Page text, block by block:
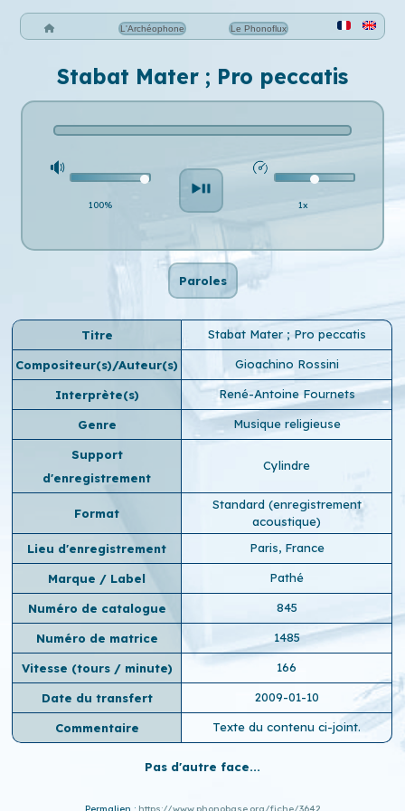
L'Archéophone Le Phonoflux
Stabat Mater ; Pro peccatis
100% 1x
Paroles
Titre Stabat Mater ; Pro peccatis
Compositeur(s)/Auteur(s) Gioachino Rossini
Interprète(s) René-Antoine Fournets
Genre Musique religieuse
Support
d'enregistrement
Cylindre
Format
Standard (enregistrement
acoustique)
Lieu d'enregistrement
Paris, France
Marque / Label Pathé
Numéro de catalogue 845
Numéro de matrice 1485
Vitesse (tours / minute) 166
Date du transfert 2009-01-10
Commentaire Texte du contenu ci-joint.
Pas d'autre face...